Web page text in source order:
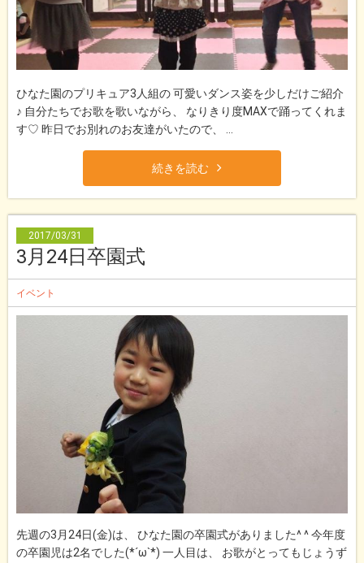
ひなた園のプリキュア3人組の 可愛いダンス姿を少しだけご紹介
♪ 自分たちでお歌を歌いながら、 なりきり度MAXで踊ってくれま
す♡ 昨日でお別れのお友達がいたので、 ...
続きを読む
2017/03/31
3月24日卒園式
イベント
先週の3月24日(金)は、 ひなた園の卒園式がありました^ ^ 今年度
の卒園児は2名でした(*´ω`*) 一人目は、 お歌がとってもじょうず